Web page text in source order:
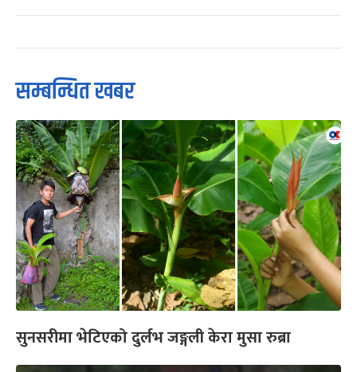
सम्बन्धित खबर
सुनसरीमा भेटिएको दुर्लभ जङ्गली केरा मुसा रुब्रा